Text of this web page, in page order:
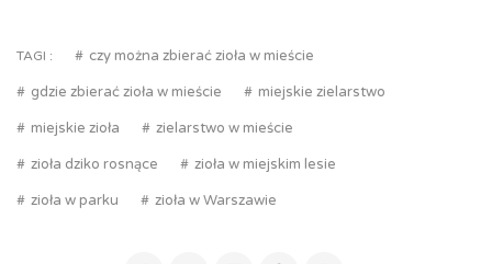
klientów
TAGI : czy można zbierać zioła w mieście
gdzie zbierać zioła w mieście miejskie zielarstwo
miejskie zioła zielarstwo w mieście
zioła dziko rosnące zioła w miejskim lesie
zioła w parku zioła w Warszawie